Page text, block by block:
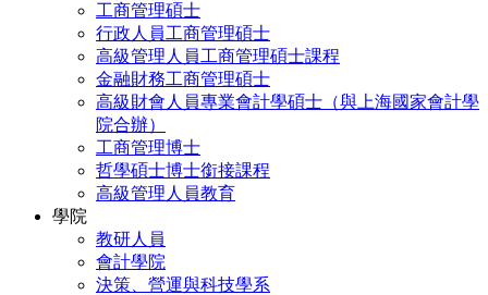
工商管理碩士
行政人員工商管理碩士
高級管理人員工商管理碩士課程
金融財務工商管理碩士
高級財會人員專業會計學碩士（與上海國家會計學
院合辦）
工商管理博士
哲學碩士博士銜接課程
高級管理人員教育
學院
教研人員
會計學院
決策、營運與科技學系